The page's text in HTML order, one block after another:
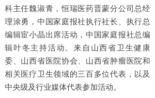
科主任魏淑青，恒瑞医药晋蒙分公司总经
理涂勇，中国家庭报社执行社长、执行总
编辑宦小晶出席活动，中国家庭报社总编
辑叶冬主持活动。来自山西省卫生健康
委、山西省医院协会、山西省肿瘤医院和
相关医疗卫生领域的三百多位代表，以及
中央级及行业媒体代表参加活动。